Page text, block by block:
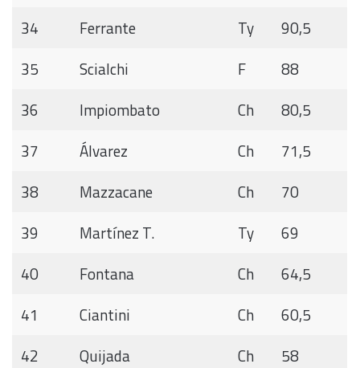
34
Ferrante Ty
90,5
35
Scialchi F
88
36
Impiombato Ch
80,5
37
Álvarez Ch
71,5
38
Mazzacane Ch
70
39
Martínez T. Ty
69
40
Fontana Ch
64,5
41
Ciantini Ch
60,5
42
Quijada Ch
58